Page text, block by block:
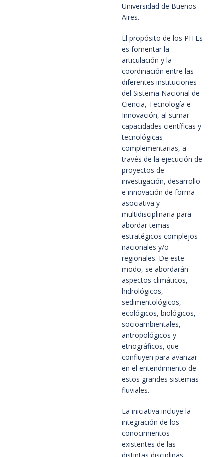
Universidad de Buenos
Aires.
El propósito de los PITEs
es fomentar la
articulación y la
coordinación entre las
diferentes instituciones
del Sistema Nacional de
Ciencia, Tecnología e
Innovación, al sumar
capacidades científicas y
tecnológicas
complementarias, a
través de la ejecución de
proyectos de
investigación, desarrollo
e innovación de forma
asociativa y
multidisciplinaria para
abordar temas
estratégicos complejos
nacionales y/o
regionales. De este
modo, se abordarán
aspectos climáticos,
hidrológicos,
sedimentológicos,
ecológicos, biológicos,
socioambientales,
antropológicos y
etnográficos, que
confluyen para avanzar
en el entendimiento de
estos grandes sistemas
fluviales.
La iniciativa incluye la
integración de los
conocimientos
existentes de las
distintas disciplinas